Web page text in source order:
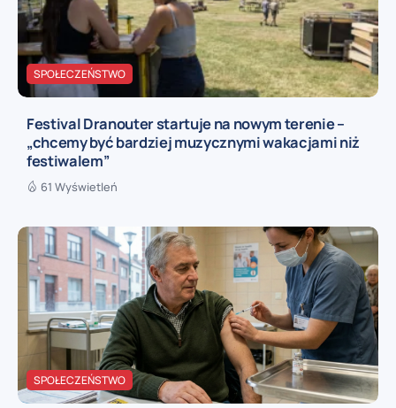
SPOŁECZEŃSTWO
Festival Dranouter startuje na nowym terenie –
„chcemy być bardziej muzycznymi wakacjami niż
festiwalem”
61 Wyświetleń
SPOŁECZEŃSTWO